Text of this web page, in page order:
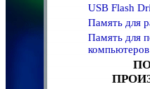
USB Flash
Память для
Память для
компьютеров